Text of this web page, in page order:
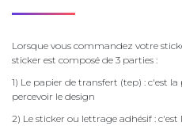
Lorsque vous commandez votre
sticker est composé de 3 parties :
1) Le papier de transfert (tep) : c'est
percevoir le design
2) Le sticker ou lettrage adhésif :